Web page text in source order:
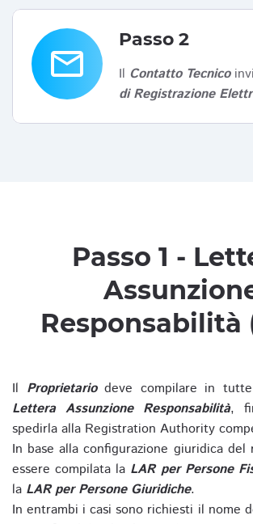
email
Passo 2
Il Contatto Tecnico
di Registrazione
Passo 1 -
Responsabilità
Il Proprietariodeve compilare in
Lettera Assunzione Responsabilità,
spedirla alla Registration Authority
In base alla configurazione giuridica del
essere compilata la LAR per Persone
la LAR per Persone Giuridiche.
In entrambi i casi sono richiesti il nome